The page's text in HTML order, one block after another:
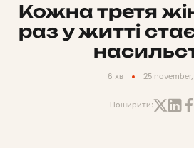
Кожна третя
раз у житті
6 хв 25 november,
Поширити: